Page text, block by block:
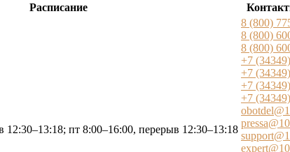
Расписание
12:30–13:18; пт 8:00–16:00, перерыв 12:30–13:18
8 (800)
8 (800)
8 (800)
+7
+7
+7
+7